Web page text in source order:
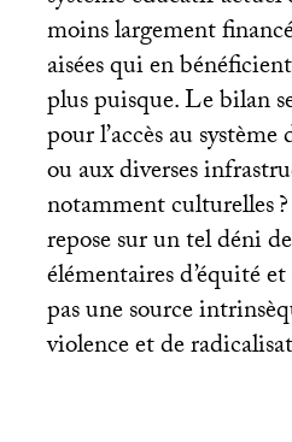
moins largement
aisées qui en
plus puisque. Le bilan
pour l’accès au système
ou aux diverses
notamment culturelles
repose sur un tel déni
élémentaires d’équité
pas une source
violence et de